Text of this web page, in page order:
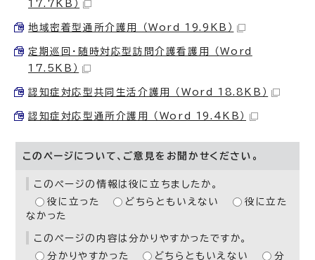
17.7KB）
地域密着型通所介護用 （Word 19.9KB）
定期巡回・随時対応型訪問介護看護用 （Word
17.5KB）
認知症対応型共同生活介護用 （Word 18.8KB）
認知症対応型通所介護用 （Word 19.4KB）
このページについて、ご意見をお聞かせください。
このページの情報は役に立ちましたか。
役に立った
どちらともいえない
役に立た
なかった
このページの内容は分かりやすかったですか。
分かりやすかった
どちらともいえない 分